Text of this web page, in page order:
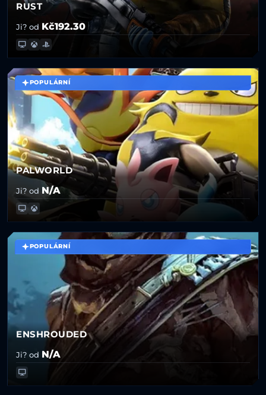
RUST
Ji? od Kč192.30
POPULÁRNÍ
PALWORLD
Ji? od N/A
POPULÁRNÍ
ENSHROUDED
Ji? od N/A